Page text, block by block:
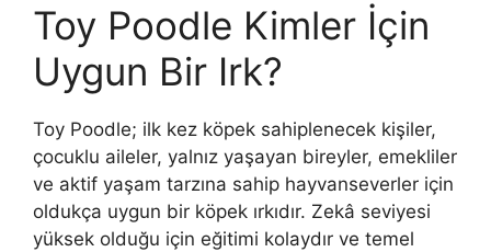
Toy Poodle Kimler İçin
Uygun Bir Irk?
Toy Poodle; ilk kez köpek sahiplenecek kişiler,
çocuklu aileler, yalnız yaşayan bireyler, emekliler
ve aktif yaşam tarzına sahip hayvanseverler için
oldukça uygun bir köpek ırkıdır. Zekâ seviyesi
yüksek olduğu için eğitimi kolaydır ve temel